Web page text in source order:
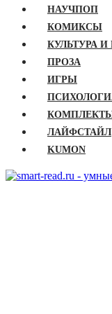
НАУЧПОП
КОМИКСЫ
КУЛЬТУРА
ПРОЗА
ИГРЫ
ЛАЙФСТАЙЛ
KUMON